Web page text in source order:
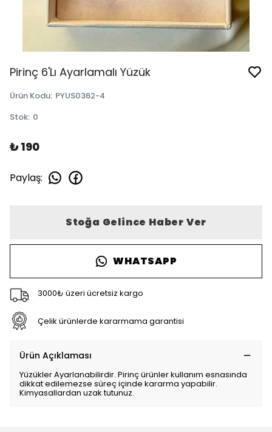
Pirinç 6'Lı Ayarlamalı Yüzük
Ürün Kodu: PYUS0362-4
Stok: 0
₺ 190
Paylaş:
Stoğa Gelince Haber Ver
WHATSAPP
3000₺ üzeri ücretsiz kargo
Çelik ürünlerde kararmama garantisi
Ürün Açıklaması
Yüzükler Ayarlanabilirdir. Pirinç ürünler kullanım esnasında
dikkat edilemezse süreç içinde kararma yapabilir.
Kimyasallardan uzak tutunuz.